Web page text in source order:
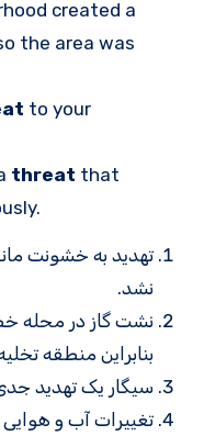
created a
the area was
to your
threat that
تهدید به خشونت
نشد.
نشت گاز در محله
بنابراین منطقه
سیگار یک تهدید
تغییرات آب و